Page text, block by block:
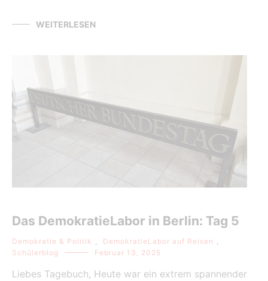
WEITERLESEN
Das DemokratieLabor in Berlin: Tag 5
Demokratie & Politik , DemokratieLabor auf Reisen ,
Schülerblog
Februar 13, 2025
Liebes Tagebuch, Heute war ein extrem spannender